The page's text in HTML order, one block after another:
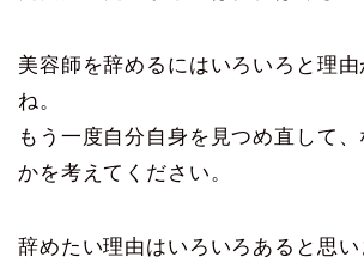
美容師を辞めるにはいろいろと理由
ね。
もう一度自分自身を見つめ直して
かを考えてください。
辞めたい理由はいろいろあると思い